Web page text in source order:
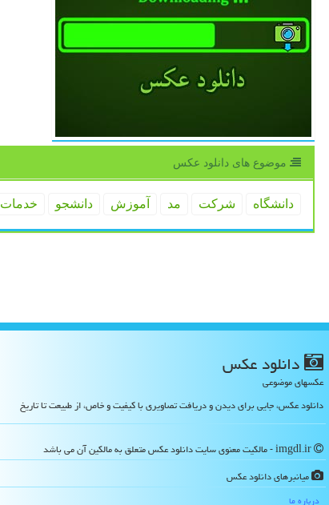
موضوع های دانلود عكس
دانشگاه شركت مد آموزش دانشجو خدمات
دانلود عكس
عکسهای موضوعی
دانلود عکس، جایی برای دیدن و دریافت تصاویری با کیفیت و خاص، از طبیعت تا تاریخ
میانبرهای دانلود عكس
درباره ما